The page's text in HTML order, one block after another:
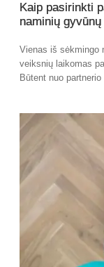
Kaip pasirinkti
naminių
Vienas iš sėkmingo
veiksnių laikomas
Būtent nuo partnerio